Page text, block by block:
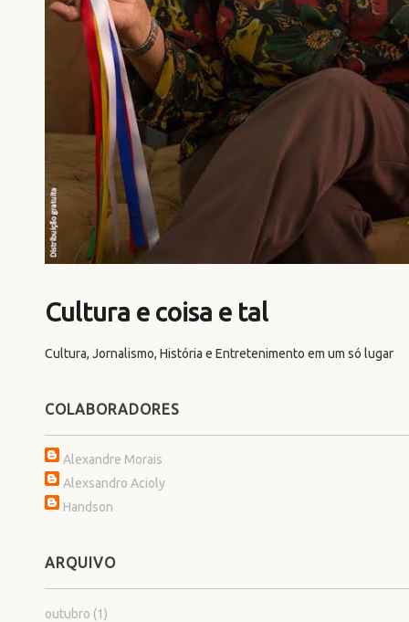
Cultura e coisa e tal
Cultura, Jornalismo, História e Entretenimento em um só lugar
COLABORADORES
Alexandre Morais
Alexsandro Acioly
Handson
ARQUIVO
outubro (1)